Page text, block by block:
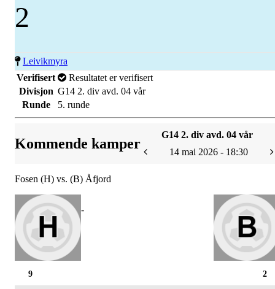
2
Leivikmyra
Verifisert
Resultatet er verifisert
Divisjon G14 2. div avd. 04 vår
Runde
5. runde
Kommende kamper
G14 2. div avd. 04 vår
14 mai 2026 - 18:30
Fosen (H) vs. (B) Åfjord
-
2
9